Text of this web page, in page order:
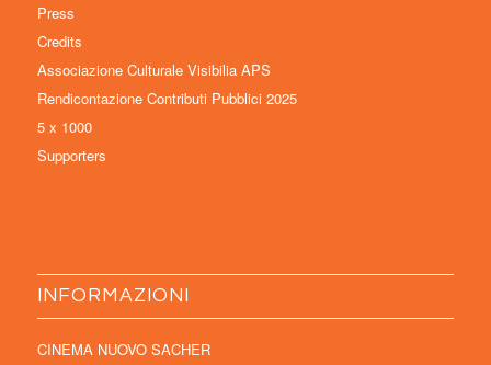
Press
Credits
Associazione Culturale Visibilia APS
Rendicontazione Contributi Pubblici 2025
5 x 1000
Supporters
INFORMAZIONI
CINEMA NUOVO SACHER